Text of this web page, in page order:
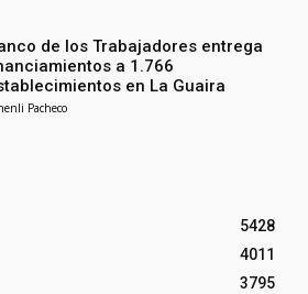
de los Trabajadores entrega
a 1.766
en La Guaira
Pacheco
5428
4011
3795